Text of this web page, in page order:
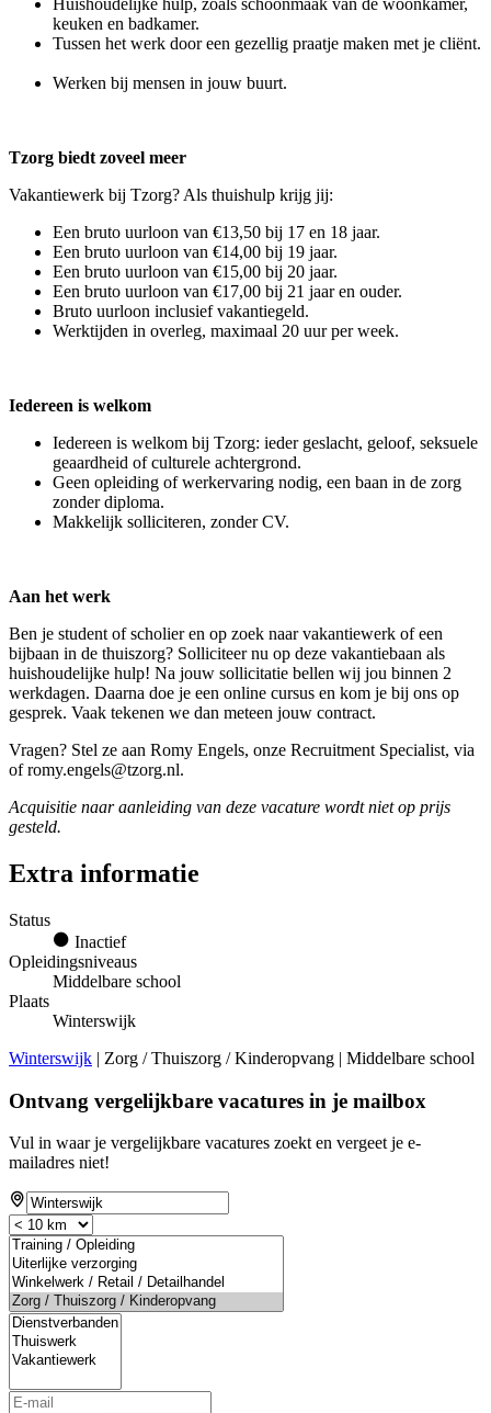
Huishoudelijke hulp, zoals schoonmaak van de woonkamer,
keuken en badkamer.
Tussen het werk door een gezellig praatje maken met je cliënt.
Werken bij mensen in jouw buurt.
Tzorg biedt zoveel meer
Vakantiewerk bij Tzorg? Als thuishulp krijg jij:
Een bruto uurloon van €13,50 bij 17 en 18 jaar.
Een bruto uurloon van €14,00 bij 19 jaar.
Een bruto uurloon van €15,00 bij 20 jaar.
Een bruto uurloon van €17,00 bij 21 jaar en ouder.
Bruto uurloon inclusief vakantiegeld.
Werktijden in overleg, maximaal 20 uur per week.
Iedereen is welkom
Iedereen is welkom bij Tzorg: ieder geslacht, geloof, seksuele
geaardheid of culturele achtergrond.
Geen opleiding of werkervaring nodig, een baan in de zorg
zonder diploma.
Makkelijk solliciteren, zonder CV.
Aan het werk
Ben je student of scholier en op zoek naar vakantiewerk of een
bijbaan in de thuiszorg? Solliciteer nu op deze vakantiebaan als
huishoudelijke hulp! Na jouw sollicitatie bellen wij jou binnen 2
werkdagen. Daarna doe je een online cursus en kom je bij ons op
gesprek. Vaak tekenen we dan meteen jouw contract.
Vragen? Stel ze aan Romy Engels, onze Recruitment Specialist, via
of romy.engels@tzorg.nl.
Acquisitie naar aanleiding van deze vacature wordt niet op prijs
gesteld.
Extra informatie
Status
Inactief
Opleidingsniveaus
Middelbare school
Plaats
Winterswijk
Winterswijk | Zorg / Thuiszorg / Kinderopvang | Middelbare school
Ontvang vergelijkbare vacatures in je mailbox
Vul in waar je vergelijkbare vacatures zoekt en vergeet je e-
mailadres niet!